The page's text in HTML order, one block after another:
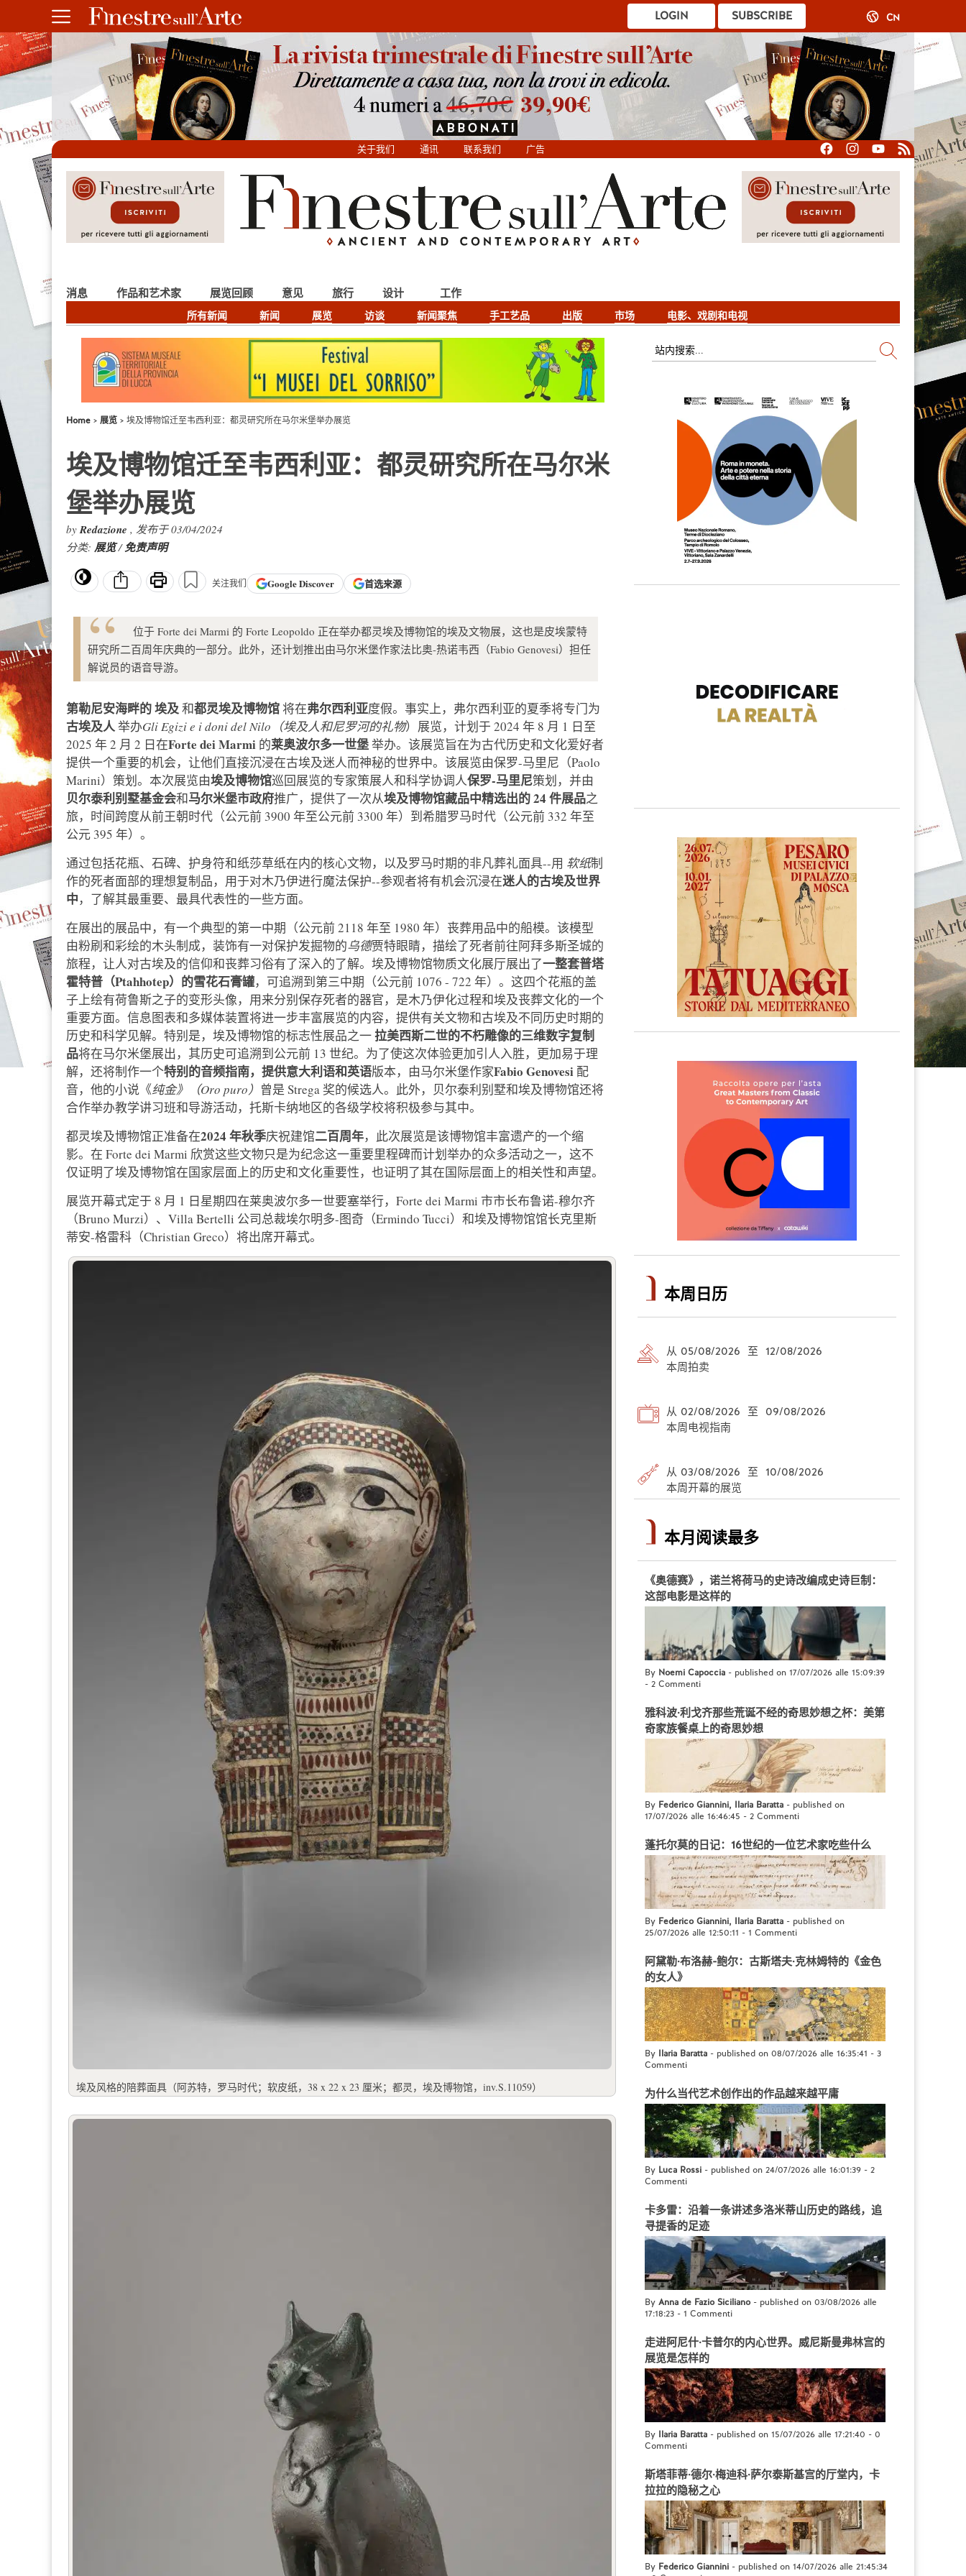
SUBSCRIBE
LOGIN CN
关于我们 通讯 联系我们 广告
消息
所有新闻 新闻 展览 访谈 新闻聚焦 手工艺品 出版 市场 电影、戏剧和电视
作品和艺术家 展览回顾 意见 旅行 设计 工作
Home 展览 埃及博物馆迁至韦西利亚：都灵研究所在马尔米堡举办展览
埃及博物馆迁至韦西利亚：都灵研究所在马尔米
堡举办展览
byRedazione , 发布于 03/04/2024
分类: 展览/免责声明
关注我们 GoogleDiscover 首选来源
位于 Forte dei Marmi 的 Forte Leopoldo 正在举办都灵埃及博物馆的埃及文物展，这也是皮埃蒙特
研究所二百周年庆典的一部分。此外，还计划推出由马尔米堡作家法比奥-热诺韦西（Fabio Genovesi）担任
解说员的语音导游。
第勒尼安海畔的埃及和都灵埃及博物馆 将在弗尔西利亚度假。事实上，弗尔西利亚的夏季将专门为
古埃及人举办Gli Egizi e i doni del Nilo（埃及人和尼罗河的礼物）展览，计划于 2024 年 8 月 1 日至
2025 年 2 月 2 日在Forte dei Marmi 的莱奥波尔多一世堡举办。该展览旨在为古代历史和文化爱好者
提供一个重要的机会，让他们直接沉浸在古埃及迷人而神秘的世界中。该展览由保罗-马里尼（Paolo
Marini）策划。本次展览由埃及博物馆巡回展览的专家策展人和科学协调人保罗-马里尼策划，并由
贝尔泰利别墅基金会和马尔米堡市政府推广，提供了一次从埃及博物馆藏品中精选出的 24 件展品之
旅，时间跨度从前王朝时代（公元前 3900 年至公元前 3300 年）到希腊罗马时代（公元前 332 年至
公元 395 年）。
通过包括花瓶、石碑、护身符和纸莎草纸在内的核心文物，以及罗马时期的非凡葬礼面具--用 软纸制
作的死者面部的理想复制品，用于对木乃伊进行魔法保护--参观者将有机会沉浸在迷人的古埃及世界
中，了解其最重要、最具代表性的一些方面。
在展出的展品中，有一个典型的第一中期（公元前 2118 年至 1980 年）丧葬用品中的船模。该模型
由粉刷和彩绘的木头制成，装饰有一对保护发掘物的乌德贾特眼睛，描绘了死者前往阿拜多斯圣城的
旅程，让人对古埃及的信仰和丧葬习俗有了深入的了解。埃及博物馆物质文化展厅展出了一整套普塔
霍特普（Ptahhotep）的雪花石膏罐，可追溯到第三中期（公元前 1076 - 722 年）。这四个花瓶的盖
子上绘有荷鲁斯之子的变形头像，用来分别保存死者的器官，是木乃伊化过程和埃及丧葬文化的一个
重要方面。信息图表和多媒体装置将进一步丰富展览的内容，提供有关文物和古埃及不同历史时期的
历史和科学见解。特别是，埃及博物馆的标志性展品之一拉美西斯二世的不朽雕像的三维数字复制
品将在马尔米堡展出，其历史可追溯到公元前 13 世纪。为了使这次体验更加引人入胜，更加易于理
解，还将制作一个特别的音频指南，提供意大利语和英语版本，由马尔米堡作家Fabio Genovesi 配
音，他的小说《纯金》（Oro puro） 曾是 Strega 奖的候选人。此外，贝尔泰利别墅和埃及博物馆还将
合作举办教学讲习班和导游活动，托斯卡纳地区的各级学校将积极参与其中。
都灵埃及博物馆正准备在2024 年秋季庆祝建馆二百周年，此次展览是该博物馆丰富遗产的一个缩
影。在 Forte dei Marmi 欣赏这些文物只是为纪念这一重要里程碑而计划举办的众多活动之一，这不
仅证明了埃及博物馆在国家层面上的历史和文化重要性，也证明了其在国际层面上的相关性和声望。
展览开幕式定于 8 月 1 日星期四在莱奥波尔多一世要塞举行，Forte dei Marmi 市市长布鲁诺-穆尔齐
（Bruno Murzi）、Villa Bertelli 公司总裁埃尔明多-图奇（Ermindo Tucci）和埃及博物馆馆长克里斯
蒂安-格雷科（Christian Greco）将出席开幕式。
埃及风格的陪葬面具（阿苏特，罗马时代；软皮纸，38 x 22 x 23 厘米；都灵，埃及博物馆，inv.S.11059）
本周日历
从 05/08/2026 至 12/08/2026
本周拍卖
从 02/08/2026 至 09/08/2026
本周电视指南
从 03/08/2026 至 10/08/2026
本周开幕的展览
本月阅读最多
《奥德赛》，诺兰将荷马的史诗改编成史诗巨制：
这部电影是这样的
By Noemi Capoccia - published on 17/07/2026 alle 15:09:39
- 2 Commenti
雅科波·利戈齐那些荒诞不经的奇思妙想之杯：美第
奇家族餐桌上的奇思妙想
By Federico Giannini, Ilaria Baratta - published on
17/07/2026 alle 16:46:45 - 2 Commenti
蓬托尔莫的日记：16世纪的一位艺术家吃些什么
By Federico Giannini, Ilaria Baratta - published on
25/07/2026 alle 12:50:11 - 1 Commenti
阿黛勒·布洛赫-鲍尔：古斯塔夫·克林姆特的《金色
的女人》
By Ilaria Baratta - published on 08/07/2026 alle 16:35:41 - 3
Commenti
为什么当代艺术创作出的作品越来越平庸
By Luca Rossi - published on 24/07/2026 alle 16:01:39 - 2
Commenti
卡多雷：沿着一条讲述多洛米蒂山历史的路线，追
寻提香的足迹
By Anna de Fazio Siciliano- published on 03/08/2026 alle
17:18:23 - 1 Commenti
走进阿尼什·卡普尔的内心世界。威尼斯曼弗林宫的
展览是怎样的
By Ilaria Baratta - published on 15/07/2026 alle 17:21:40 - 0
Commenti
斯塔菲蒂·德尔·梅迪科·萨尔泰斯基宫的厅堂内，卡
拉拉的隐秘之心
By Federico Giannini - published on 14/07/2026 alle 21:45:34